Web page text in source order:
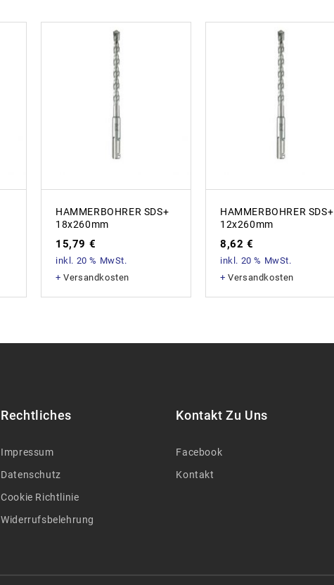
HAMMERBOHRER SDS+
18x260mm
15,79 €
inkl. 20 % MwSt.
+Versandkosten
HAMMERBOHRER SDS+
12x260mm
8,62 €
inkl. 20 % MwSt.
+Versandkosten
Rechtliches
Impressum
Datenschutz
Cookie Richtlinie
Widerrufsbelehrung
Kontakt Zu Uns
Facebook
Kontakt